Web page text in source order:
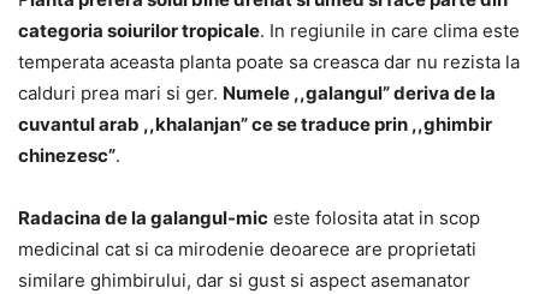
categoria soiurilor tropicale. In regiunile in care clima este
temperata aceasta planta poate sa creasca dar nu rezista la
calduri prea mari si ger. Numele ,,galangul” deriva de la
cuvantul arab ,,khalanjan” ce se traduce prin ,,ghimbir
chinezesc”.
Radacina de la galangul-mic este folosita atat in scop
medicinal cat si ca mirodenie deoarece are proprietati
similare ghimbirului, dar si gust si aspect asemanator